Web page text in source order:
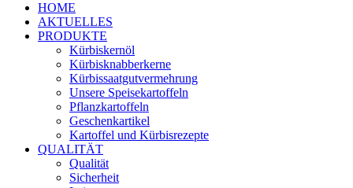
HOME
AKTUELLES
PRODUKTE
Kürbiskernöl
Kürbisknabberkerne
Kürbissaatgutvermehrung
Unsere Speisekartoffeln
Pflanzkartoffeln
Geschenkartikel
Kartoffel und Kürbisrezepte
QUALITÄT
Qualität
Sicherheit